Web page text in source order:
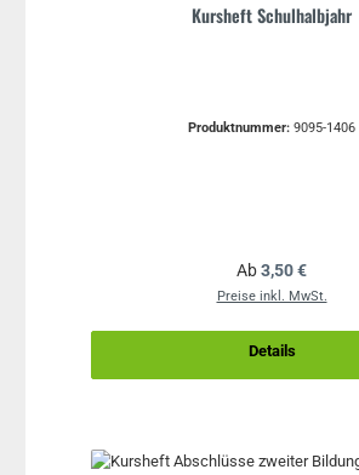
Kursheft Schulhalbjahr
Produktnummer: 9095-1406
Regulärer Preis:
Ab3,50 €
Preise inkl. MwSt.
Details